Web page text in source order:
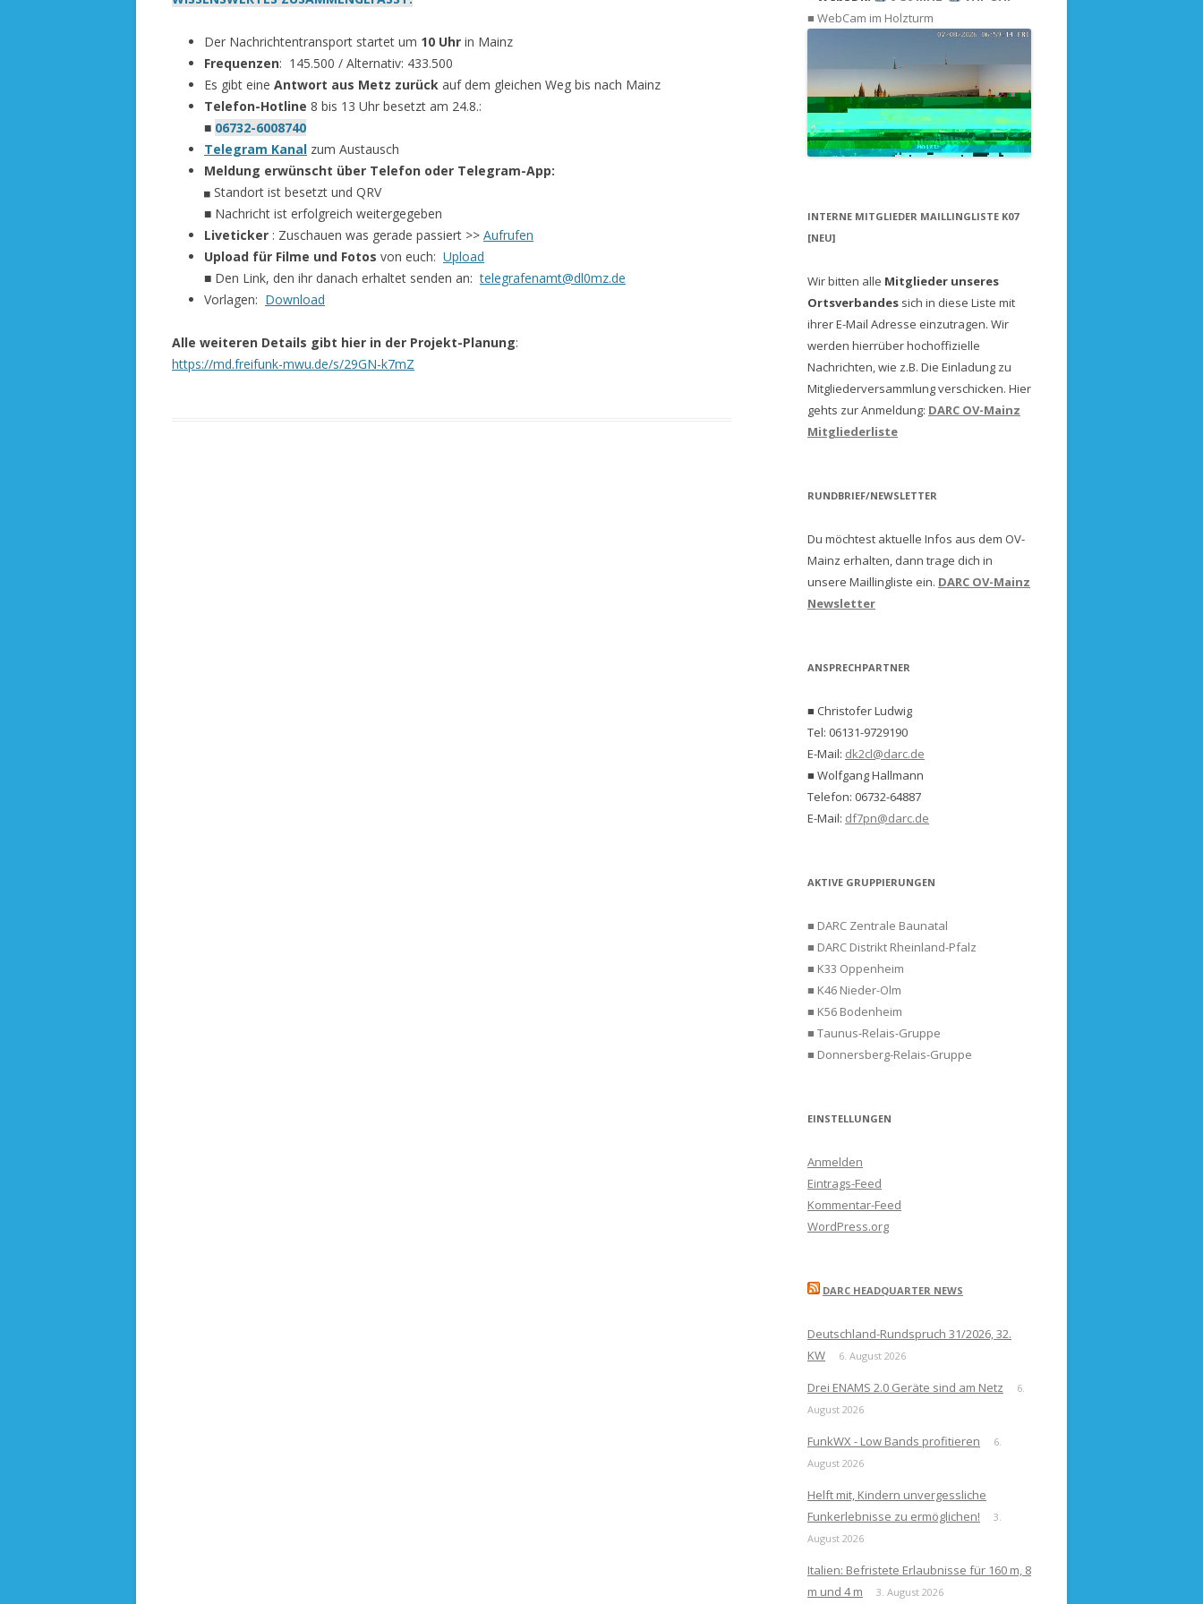
FIELDDAY 2000
FIELDDAY 1999
DAS SEIL MUSS HOCH
DIE LETZTE CHANCE
DAS ENDE
PROTOKOLLE
EMPFANGSNETZWERK
VERFOLGEN
SONDENSOFTWARE
Der Nachrichtentransport startet um 10 Uhr in Mainz
Frequenzen: 145.500 / Alternativ: 433.500
Es gibt eine Antwort aus Metz zurück auf dem gleichen Weg bis nach Mainz
Telefon-Hotline 8 bis 13 Uhr besetzt am 24.8.:
■ 06732-6008740
Telegram Kanal zum Austausch
Meldung erwünscht über Telefon oder Telegram-App:
■ Standort ist besetzt und QRV
■ Nachricht ist erfolgreich weitergegeben
Liveticker : Zuschauen was gerade passiert >> Aufrufen
Upload für Filme und Fotos von euch: Upload
■ Den Link, den ihr danach erhaltet senden an:telegrafenamt@dl0mz.de
Vorlagen: Download
Alle weiteren Details gibt hier in der Projekt-Planung:
https://md.freifunk-mwu.de/s/29GN-k7mZ
■ WebCam im Holzturm
INTERNE MITGLIEDER MAILLINGLISTE K07
[NEU]
Wir bitten alle Mitglieder unseres
Ortsverbandes sich in diese Liste mit
ihrer E-Mail Adresse einzutragen. Wir
werden hierrüber hochoffizielle
Nachrichten, wie z.B. Die Einladung zu
Mitgliederversammlung verschicken. Hier
gehts zur Anmeldung: DARC OV-Mainz
Mitgliederliste
RUNDBRIEF/NEWSLETTER
Du möchtest aktuelle Infos aus dem OV-
Mainz erhalten, dann trage dich in
unsere Maillingliste ein. DARC OV-Mainz
Newsletter
ANSPRECHPARTNER
■ Christofer Ludwig
Tel: 06131-9729190
E-Mail: dk2cl@darc.de
■ Wolfgang Hallmann
Telefon: 06732-64887
E-Mail: df7pn@darc.de
AKTIVE GRUPPIERUNGEN
■ DARC Zentrale Baunatal
■ DARC Distrikt Rheinland-Pfalz
■ K33 Oppenheim
■ K46 Nieder-Olm
■ K56 Bodenheim
■ Taunus-Relais-Gruppe
■ Donnersberg-Relais-Gruppe
EINSTELLUNGEN
Anmelden
Eintrags-Feed
Kommentar-Feed
WordPress.org
DARC HEADQUARTER NEWS
Deutschland-Rundspruch 31/2026, 32.
KW
6. August 2026
Drei ENAMS 2.0 Geräte sind am Netz
6.
August 2026
FunkWX - Low Bands profitieren
6.
August 2026
Helft mit, Kindern unvergessliche
Funkerlebnisse zu ermöglichen!
3.
August 2026
Italien: Befristete Erlaubnisse für 160 m, 8
m und 4 m
3. August 2026